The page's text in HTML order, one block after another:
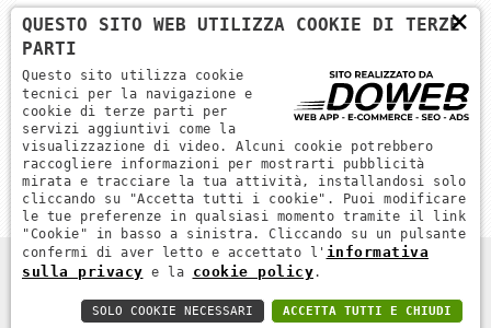
Torna alle categorie
DPR MACCHINE. ALL RIGHTS RESERVED - P.IVA 04689670232 -
WEB AGENCY VERONA
×
QUESTO SITO WEB UTILIZZA COOKIE DI TERZE
PARTI
Questo sito utilizza cookie
tecnici per la navigazione e
cookie di terze parti per
servizi aggiuntivi come la
visualizzazione di video. Alcuni cookie potrebbero
raccogliere informazioni per mostrarti pubblicità
mirata e tracciare la tua attività, installandosi solo
cliccando su "Accetta tutti i cookie". Puoi modificare
le tue preferenze in qualsiasi momento tramite il link
"Cookie" in basso a sinistra. Cliccando su un pulsante
confermi di aver letto e accettato l' informativa
sulla privacy e la cookie policy.
ACCETTA TUTTI E CHIUDI
SOLO COOKIE NECESSARI